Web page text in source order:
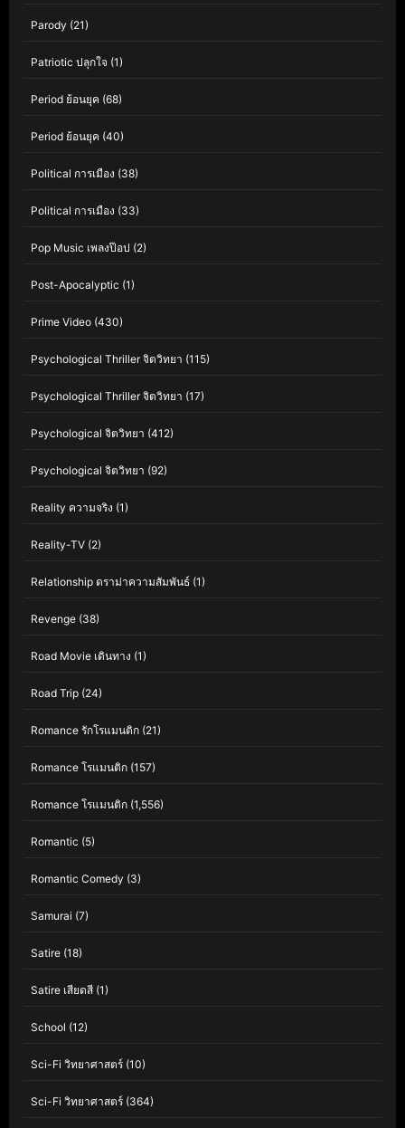
Parody (21)
Patriotic ปลุกใจ (1)
Period ย้อนยุค (68)
Period ย้อนยุค (40)
Political การเมือง (38)
Political การเมือง (33)
Pop Music เพลงป๊อป (2)
Post-Apocalyptic (1)
Prime Video (430)
Psychological Thriller จิตวิทยา (115)
Psychological Thriller จิตวิทยา (17)
Psychological จิตวิทยา (412)
Psychological จิตวิทยา (92)
Reality ความจริง (1)
Reality-TV (2)
Relationship ดราม่าความสัมพันธ์ (1)
Revenge (38)
Road Movie เดินทาง (1)
Road Trip (24)
Romance รักโรแมนติก (21)
Romance โรแมนติก (157)
Romance โรแมนติก (1,556)
Romantic (5)
Romantic Comedy (3)
Samurai (7)
Satire (18)
Satire เสียดสี (1)
School (12)
Sci-Fi วิทยาศาสตร์ (10)
Sci-Fi วิทยาศาสตร์ (364)